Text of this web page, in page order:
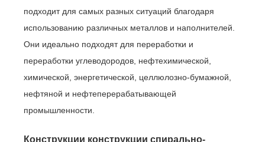
подходит для самых разных ситуаций благодаря
использованию различных металлов и наполнителей.
Они идеально подходят для переработки и
переработки углеводородов, нефтехимической,
химической, энергетической, целлюлозно-бумажной,
нефтяной и нефтеперерабатывающей
промышленности.
Конструкции конструкции спирально-